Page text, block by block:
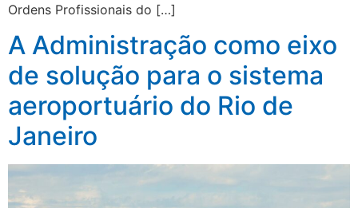
Ordens Profissionais do […]
A Administração como eixo
de solução para o sistema
aeroportuário do Rio de
Janeiro